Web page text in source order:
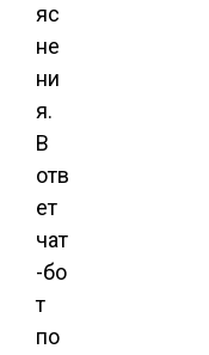
яс
не
ни
я.
В
отв
ет
чат
-бо
т
по